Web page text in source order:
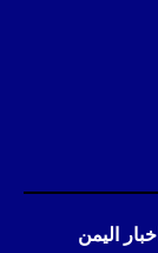
اخبار اليمن